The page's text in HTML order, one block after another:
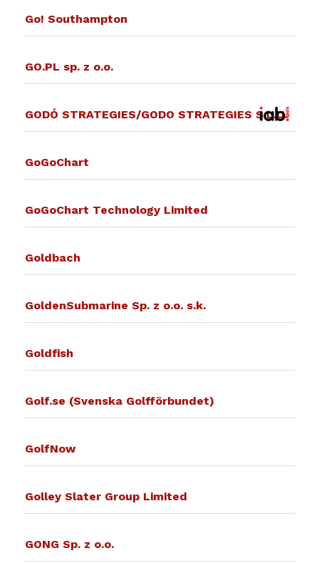
Go! Southampton
GO.PL sp. z o.o.
GODÓ STRATEGIES/GODO STRATEGIES S.L.U.
GoGoChart
GoGoChart Technology Limited
Goldbach
GoldenSubmarine Sp. z o.o. s.k.
Goldfish
Golf.se (Svenska Golfförbundet)
GolfNow
Golley Slater Group Limited
GONG Sp. z o.o.